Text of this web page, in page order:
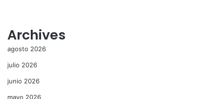
Archives
agosto 2026
julio 2026
junio 2026
mayo 2026